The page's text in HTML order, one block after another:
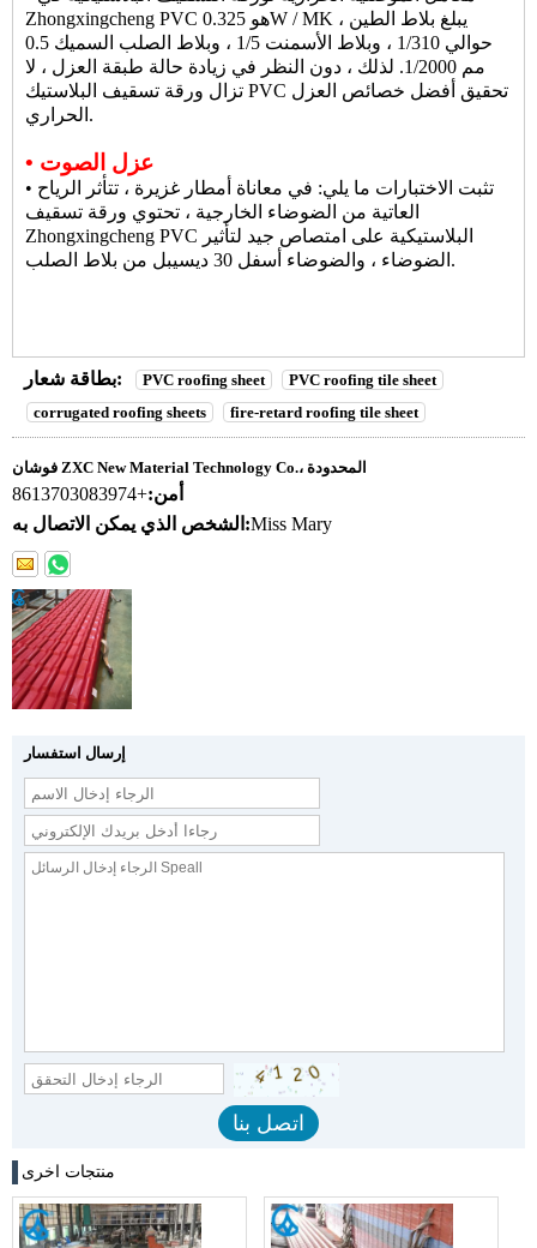
Zhongxingcheng PVC هو 0.325W / MK ، يبلغ بلاط الطين
حوالي 1/310 ، وبلاط الأسمنت 1/5 ، وبلاط الصلب السميك 0.5
مم 1/2000. لذلك ، دون النظر في زيادة حالة طبقة العزل ، لا
تزال ورقة تسقيف البلاستيك PVC تحقيق أفضل خصائص العزل
الحراري.
• عزل الصوت
• تثبت الاختبارات ما يلي: في معاناة أمطار غزيرة ، تتأثر الرياح
العاتية من الضوضاء الخارجية ، تحتوي ورقة تسقيف
Zhongxingcheng PVC البلاستيكية على امتصاص جيد لتأثير
الضوضاء ، والضوضاء أسفل 30 ديسيبل من بلاط الصلب.
بطاقة شعار: PVC roofing sheet
PVC roofing tile sheet
corrugated roofing sheets
fire-retard roofing tile sheet
فوشان ZXC New Material Technology Co.، المحدودة
أمن:+8613703083974
الشخص الذي يمكن الاتصال به:Miss Mary
إرسال استفسار
منتجات اخرى